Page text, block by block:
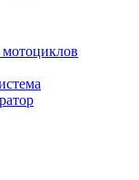
мотоциклов